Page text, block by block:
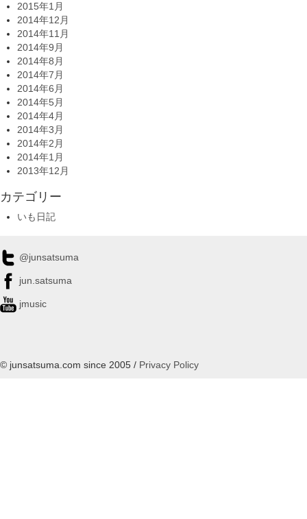
2015年1月
2014年12月
2014年11月
2014年9月
2014年8月
2014年7月
2014年6月
2014年5月
2014年4月
2014年3月
2014年2月
2014年1月
2013年12月
カテゴリー
いも日記
@junsatsuma
jun.satsuma
jmusic
© junsatsuma.com since 2005 / Privacy Policy